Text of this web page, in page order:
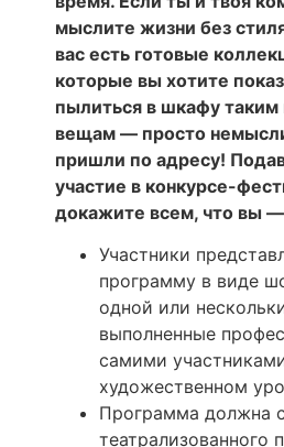
мыслите жизни без
вас есть готовые
которые вы хотите
пылиться в шкафу
вещам — просто
пришли по адресу!
участие в конкурсе-
докажите всем, что вы
Участники
программу в виде
одной или
выполненные
самими
художественном
Программа должна
театрализованного